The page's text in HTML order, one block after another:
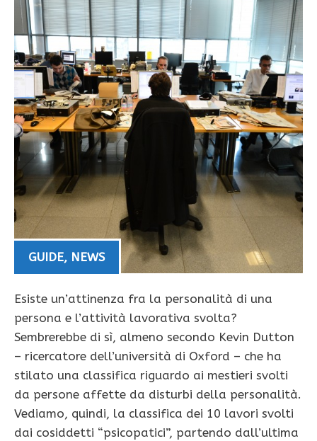
GUIDE, NEWS
Esiste un’attinenza fra la personalità di una
persona e l’attività lavorativa svolta?
Sembrerebbe di sì, almeno secondo Kevin Dutton
– ricercatore dell’università di Oxford – che ha
stilato una classifica riguardo ai mestieri svolti
da persone affette da disturbi della personalità.
Vediamo, quindi, la classifica dei 10 lavori svolti
dai cosiddetti “psicopatici”, partendo dall’ultima